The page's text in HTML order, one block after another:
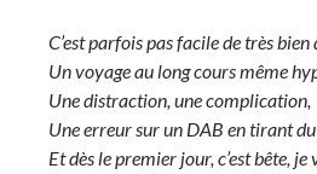
C’est parfois pas facile de très
Un voyage au long cours même
Une distraction, une complication,
Une erreur sur un DAB en tirant
Et dès le premier jour, c’est bête, je